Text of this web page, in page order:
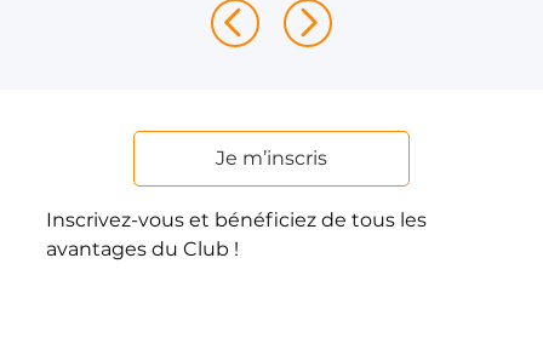
Je m’inscris
Inscrivez-vous et bénéficiez de tous les
avantages du Club !